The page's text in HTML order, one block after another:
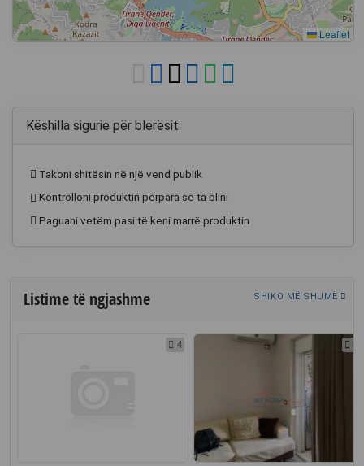
Leaflet
Këshilla sigurie për blerësit
Takoni shitësin në një vend publik
Kontrolloni produktin përpara se ta blini
Paguani vetëm pasi të keni marrë produktin
Listime të ngjashme SHIKO MË SHUMË
4